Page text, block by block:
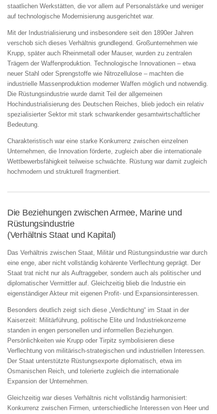
staatlichen Werkstätten, die vor allem auf Personalstärke und weniger
auf technologische Modernisierung ausgerichtet war.
Mit der Industrialisierung und insbesondere seit den 1890er Jahren
verschob sich dieses Verhältnis grundlegend. Großunternehmen wie
Krupp, später auch Rheinmetall oder Mauser, wurden zu zentralen
Trägern der Waffenproduktion. Technologische Innovationen – etwa
neuer Stahl oder Sprengstoffe wie Nitrozellulose – machten die
industrielle Massenproduktion moderner Waffen möglich und notwendig.
Die Rüstungsindustrie wurde damit Teil der allgemeinen
Hochindustrialisierung des Deutschen Reiches, blieb jedoch ein relativ
spezialisierter Sektor mit stark schwankender gesamtwirtschaftlicher
Bedeutung.
Charakteristisch war eine starke Konkurrenz zwischen einzelnen
Unternehmen, die Innovation förderte, zugleich aber die internationale
Wettbewerbsfähigkeit teilweise schwächte. Rüstung war damit zugleich
hochmodern und strukturell fragmentiert.
Die Beziehungen zwischen Armee, Marine und
Rüstungsindustrie
(Verhältnis Staat und Kapital)
Das Verhältnis zwischen Staat, Militär und Rüstungsindustrie war durch
eine enge, aber nicht vollständig kohärente Verflechtung geprägt. Der
Staat trat nicht nur als Auftraggeber, sondern auch als politischer und
diplomatischer Vermittler auf. Gleichzeitig blieb die Industrie ein
eigenständiger Akteur mit eigenen Profit- und Expansionsinteressen.
Besonders deutlich zeigt sich diese „Verdichtung“ im Staat in der
Kaiserzeit: Militärführung, politische Elite und Industriekonzerne
standen in engen personellen und informellen Beziehungen.
Persönlichkeiten wie Krupp oder Tirpitz symbolisieren diese
Verflechtung von militärisch-strategischen und industriellen Interessen.
Der Staat unterstützte Rüstungsexporte diplomatisch, etwa im
Osmanischen Reich, und tolerierte zugleich die internationale
Expansion der Unternehmen.
Gleichzeitig war dieses Verhältnis nicht vollständig harmonisiert:
Konkurrenz zwischen Firmen, unterschiedliche Interessen von Heer und